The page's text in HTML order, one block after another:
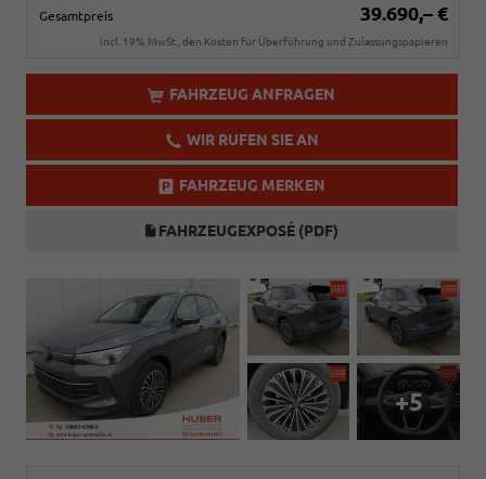
Gesamtpreis 39.690,– €
incl. 19% MwSt., den Kosten für Überführung und Zulassungspapieren
FAHRZEUG ANFRAGEN
WIR RUFEN SIE AN
FAHRZEUG MERKEN
FAHRZEUGEXPOSÉ (PDF)
+5